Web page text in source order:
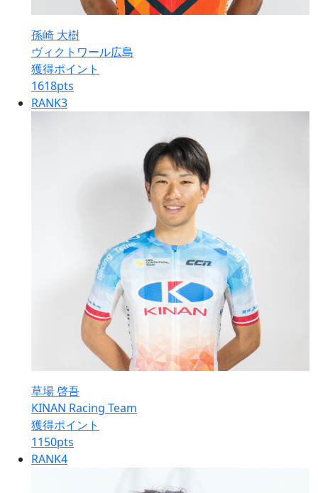
孫崎 大樹
ヴィクトワール広島
獲得ポイント
1618pts
RANK3
草場 啓吾
KINAN Racing Team
獲得ポイント
1150pts
RANK4